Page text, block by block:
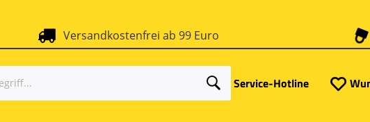
Versandkostenfrei ab 99 Euro
Service-Hotline